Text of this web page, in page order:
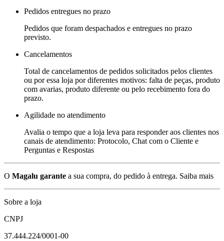
Pedidos entregues no prazo
Pedidos que foram despachados e entregues no prazo
previsto.
Cancelamentos
Total de cancelamentos de pedidos solicitados pelos clientes
ou por essa loja por diferentes motivos: falta de peças, produto
com avarias, produto diferente ou pelo recebimento fora do
prazo.
Agilidade no atendimento
Avalia o tempo que a loja leva para responder aos clientes nos
canais de atendimento: Protocolo, Chat com o Cliente e
Perguntas e Respostas
O Magalu garante a sua compra, do pedido à entrega. Saiba mais
Sobre a loja
CNPJ
37.444.224/0001-00